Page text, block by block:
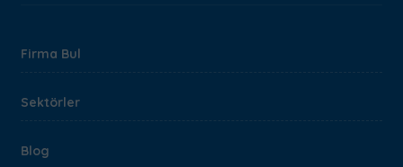
Firma Bul
Sektörler
Blog